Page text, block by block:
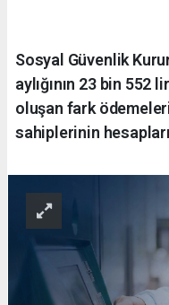
Sosyal Güvenlik
aylığının 23 bin 552
oluşan fark
sahiplerinin